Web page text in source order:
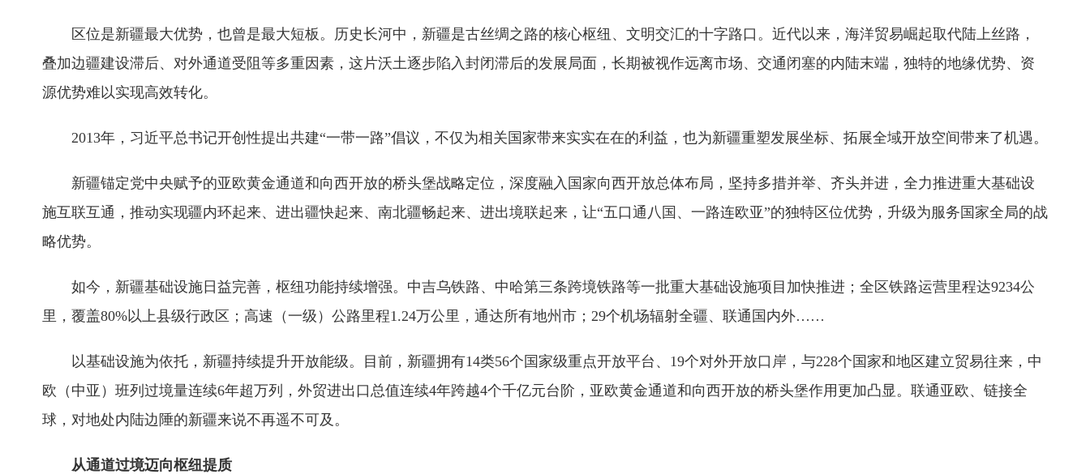
区位是新疆最大优势，也曾是最大短板。历史长河中，新疆是古丝绸之路的核心枢纽、文明交汇的十字路口。近代以来，海洋贸易崛起取代陆上丝路，
叠加边疆建设滞后、对外通道受阻等多重因素，这片沃土逐步陷入封闭滞后的发展局面，长期被视作远离市场、交通闭塞的内陆末端，独特的地缘优势、资
源优势难以实现高效转化。
2013年，习近平总书记开创性提出共建“一带一路”倡议，不仅为相关国家带来实实在在的利益，也为新疆重塑发展坐标、拓展全域开放空间带来了机遇。
新疆锚定党中央赋予的亚欧黄金通道和向西开放的桥头堡战略定位，深度融入国家向西开放总体布局，坚持多措并举、齐头并进，全力推进重大基础设
施互联互通，推动实现疆内环起来、进出疆快起来、南北疆畅起来、进出境联起来，让“五口通八国、一路连欧亚”的独特区位优势，升级为服务国家全局的战
略优势。
如今，新疆基础设施日益完善，枢纽功能持续增强。中吉乌铁路、中哈第三条跨境铁路等一批重大基础设施项目加快推进；全区铁路运营里程达9234公
里，覆盖80%以上县级行政区；高速（一级）公路里程1.24万公里，通达所有地州市；29个机场辐射全疆、联通国内外……
以基础设施为依托，新疆持续提升开放能级。目前，新疆拥有14类56个国家级重点开放平台、19个对外开放口岸，与228个国家和地区建立贸易往来，中
欧（中亚）班列过境量连续6年超万列，外贸进出口总值连续4年跨越4个千亿元台阶，亚欧黄金通道和向西开放的桥头堡作用更加凸显。联通亚欧、链接全
球，对地处内陆边陲的新疆来说不再遥不可及。
从通道过境迈向枢纽提质